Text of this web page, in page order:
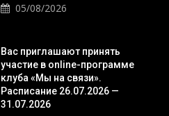
05/08/2026
Вас приглашают принять
участие в online-программе
клуба «Мы на связи».
Расписание 26.07.2026 —
31.07.2026